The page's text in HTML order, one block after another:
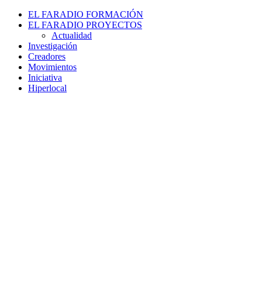
EL FARADIO FORMACIÓN
EL FARADIO PROYECTOS
Actualidad
Investigación
Creadores
Movimientos
Iniciativa
Hiperlocal